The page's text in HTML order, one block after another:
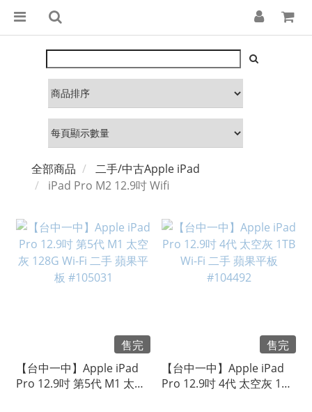
全部商品
二手/中古Apple iPad
iPad Pro M2 12.9吋 Wifi
售完
【台中一中】Apple iPad
Pro 12.9吋 第5代 M1 太空
售完
【台中一中】Apple iPad
Pro 12.9吋 4代 太空灰 1TB